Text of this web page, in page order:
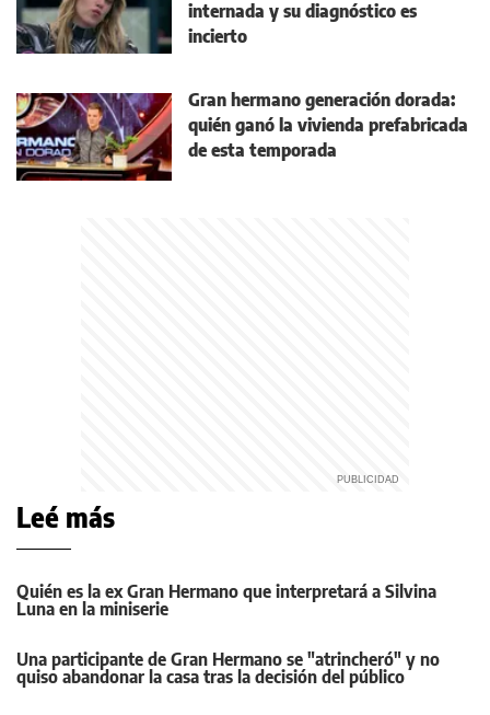
internada y su diagnóstico es
incierto
Gran hermano generación dorada:
quién ganó la vivienda prefabricada
de esta temporada
Leé más
Quién es la ex Gran Hermano que interpretará a Silvina
Luna en la miniserie
Una participante de Gran Hermano se "atrincheró" y no
quiso abandonar la casa tras la decisión del público